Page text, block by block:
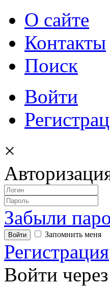
О сайте
Контакты
Поиск
Войти
×
Забыли
Запомнить меня
Регистрация
Войти через